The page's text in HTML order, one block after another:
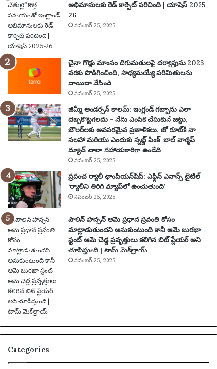
ర్తి
ప్ర
యా
ణం
,
న
గ
వే
ది
క
లు
యు
ము
ఖ్య
సం
ఘ
ట
న
లు
|
ఫు
ట్‌
బా
ల్
వా
ర్త
అభిమానులకు రెడ్ కార్పెట్ పరిచింది | యాషెస్ 2025-
26
నవంబర్ 25, 2025
చైనా గొడ్డు మాంసం దిగుమతులపై దర్యాప్తును 2026
వరకు పొడిగించింది, సాధ్యమయ్యే పరిమితులను
వాయిదా వేసింది
నవంబర్ 25, 2025
జిమ్మీ అండర్సన్ కాలమ్: ఇంగ్లండ్ గబ్బాను ఎలా
దెబ్బకొట్టగలదు – నేను ఎంపిక చేసుకునే జట్టు,
బౌలర్‌లకు అవసరమైన ప్రణాళికలు, జో రూట్‌కి నా
సలహా మరియు ఎందుకు స్నబ్డ్ పింక్-బాల్ వార్మప్
మ్యాచ్ చాలా సహాయకారిగా ఉండేది
నవంబర్ 25, 2025
ప్రపంచ ర్యాలీ ఛాంపియన్‌షిప్: ఎఫ్లిన్ ఎవాన్స్ టైటిల్
‘ర్యాలీని తిరిగి మ్యాప్‌లో ఉంచుతుంది’
నవంబర్ 25, 2025
పౌలిన్ హాన్సన్ ఆమె ప్రధాన స్రవంతి కోసం
మాట్లాడుతుందని అనుకుంటుంది కానీ ఆమె బురఖా
స్టంట్ ఆమె చెడ్డ ప్రవృత్తులు కలిగిన బిట్ ప్లేయర్ అని
చూపిస్తుంది | టామ్ మెక్‌ల్రాయ్
నవంబర్ 25, 2025
Categories